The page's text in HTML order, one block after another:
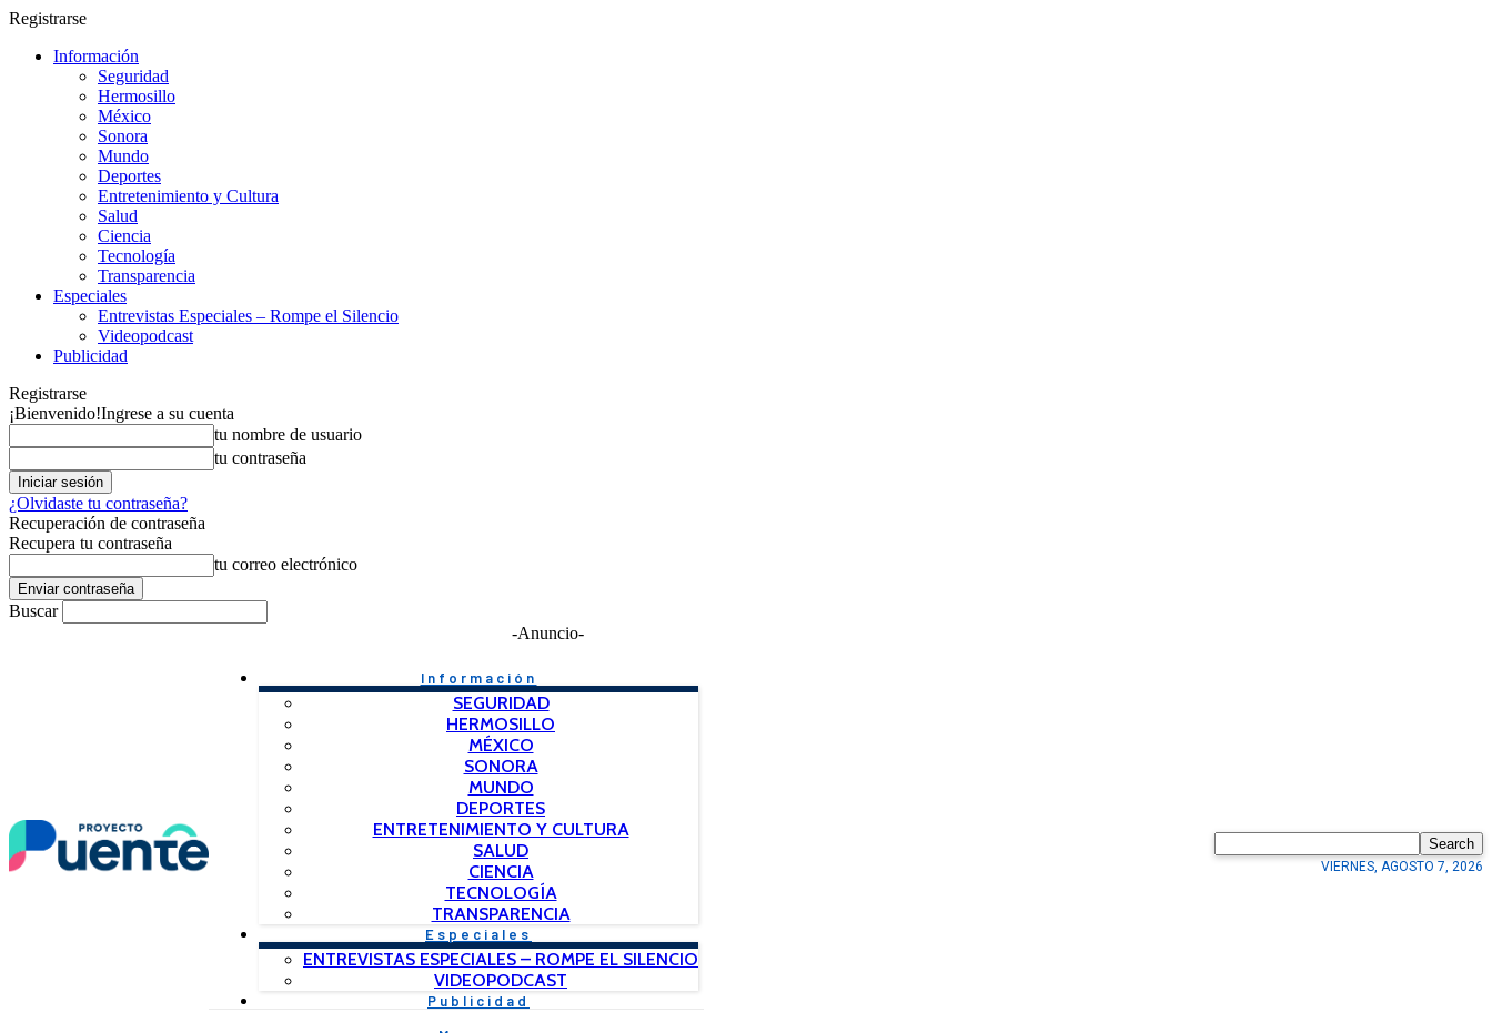
Registrarse
Información
Seguridad
Hermosillo
México
Sonora
Mundo
Deportes
Entretenimiento y Cultura
Salud
Ciencia
Tecnología
Transparencia
Especiales
Entrevistas Especiales – Rompe el Silencio
Videopodcast
Publicidad
Registrarse
¡Bienvenido!Ingrese a su cuenta
tu nombre de usuario
tu contraseña
¿Olvidaste tu contraseña?
Recuperación de contraseña
Recupera tu contraseña
tu correo electrónico
Buscar
-Anuncio-
Información
SEGURIDAD
HERMOSILLO
MÉXICO
SONORA
MUNDO
DEPORTES
ENTRETENIMIENTO Y CULTURA
SALUD
CIENCIA
TECNOLOGÍA
TRANSPARENCIA
Especiales
ENTREVISTAS ESPECIALES – ROMPE EL SILENCIO
VIDEOPODCAST
Publicidad
Search
VIERNES, AGOSTO 7, 2026